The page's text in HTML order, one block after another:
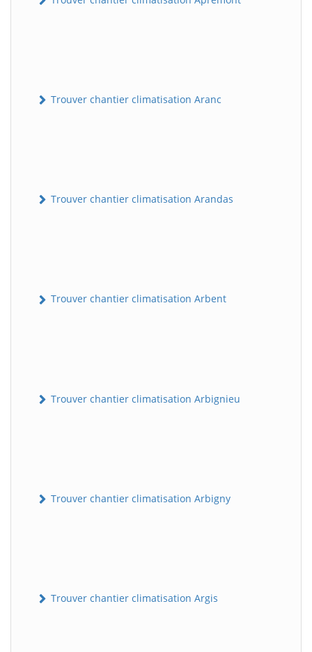
Trouver chantier climatisation Aranc
Trouver chantier climatisation Arandas
Trouver chantier climatisation Arbent
Trouver chantier climatisation Arbignieu
Trouver chantier climatisation Arbigny
Trouver chantier climatisation Argis